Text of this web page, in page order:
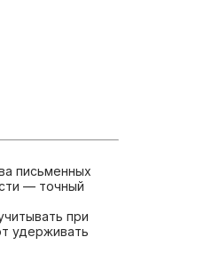
письменных
— точный
при
удерживать